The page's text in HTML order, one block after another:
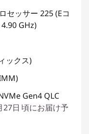
ッサー 225 (Eコ
GHz)
ックス)
Gen4 QLC
27日 頃にお届け予